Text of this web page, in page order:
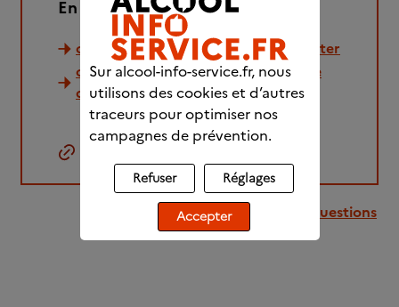
En savoir plus :
comment aider votre proche à arrêter
comment dialoguer avec un proche
qui boit
Retour à la liste des questions
Sur alcool-info-service.fr, nous
utilisons des cookies et d’autres
traceurs pour optimiser nos
campagnes de prévention.
Refuser Réglages
Accepter